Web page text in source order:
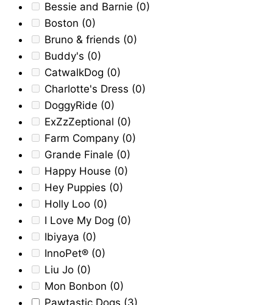
Bessie and Barnie (0)
Boston (0)
Bruno & friends (0)
Buddy's (0)
CatwalkDog (0)
Charlotte's Dress (0)
DoggyRide (0)
ExZzZeptional (0)
Farm Company (0)
Grande Finale (0)
Happy House (0)
Hey Puppies (0)
Holly Loo (0)
I Love My Dog (0)
Ibiyaya (0)
InnoPet® (0)
Liu Jo (0)
Mon Bonbon (0)